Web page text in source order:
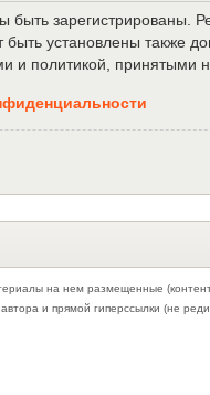
зарегистрированы.
установлены также
и политикой,
на нем размещенные
и прямой гиперссылки (не